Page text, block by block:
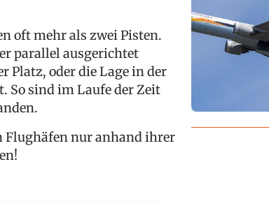
oft mehr als zwei Pisten.
parallel ausgerichtet
Platz, oder die Lage in der
So sind im Laufe der Zeit
Flughäfen nur anhand ihrer